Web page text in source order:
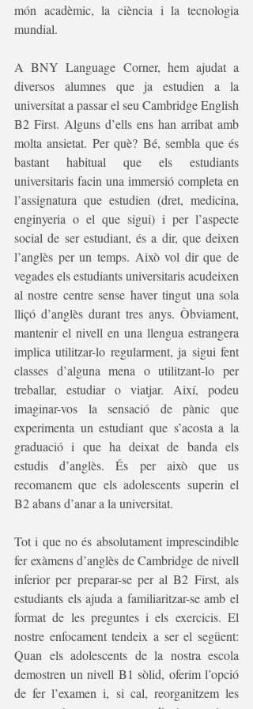
món acadèmic, la ciència i la tecnologia
mundial.
A BNY Language Corner, hem ajudat a
diversos alumnes que ja estudien a la
universitat a passar el seu Cambridge English
B2 First. Alguns d’ells ens han arribat amb
molta ansietat. Per què? Bé, sembla que és
bastant habitual que els estudiants
universitaris facin una immersió completa en
l’assignatura que estudien (dret, medicina,
enginyeria o el que sigui) i per l’aspecte
social de ser estudiant, és a dir, que deixen
l’anglès per un temps. Això vol dir que de
vegades els estudiants universitaris acudeixen
al nostre centre sense haver tingut una sola
lliçó d’anglès durant tres anys. Òbviament,
mantenir el nivell en una llengua estrangera
implica utilitzar-lo regularment, ja sigui fent
classes d’alguna mena o utilitzant-lo per
treballar, estudiar o viatjar. Així, podeu
imaginar-vos la sensació de pànic que
experimenta un estudiant que s’acosta a la
graduació i que ha deixat de banda els
estudis d’anglès. És per això que us
recomanem que els adolescents superin el
B2 abans d’anar a la universitat.
Tot i que no és absolutament imprescindible
fer exàmens d’anglès de Cambridge de nivell
inferior per preparar-se per al B2 First, als
estudiants els ajuda a familiaritzar-se amb el
format de les preguntes i els exercicis. El
nostre enfocament tendeix a ser el següent:
Quan els adolescents de la nostra escola
demostren un nivell B1 sòlid, oferim l’opció
de fer l’examen i, si cal, reorganitzem les